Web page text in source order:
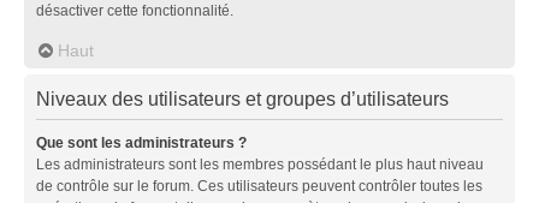
désactiver cette fonctionnalité.
Haut
Niveaux des utilisateurs et groupes d’utilisateurs
Que sont les administrateurs ?
Les administrateurs sont les membres possédant le plus haut niveau
de contrôle sur le forum. Ces utilisateurs peuvent contrôler toutes les